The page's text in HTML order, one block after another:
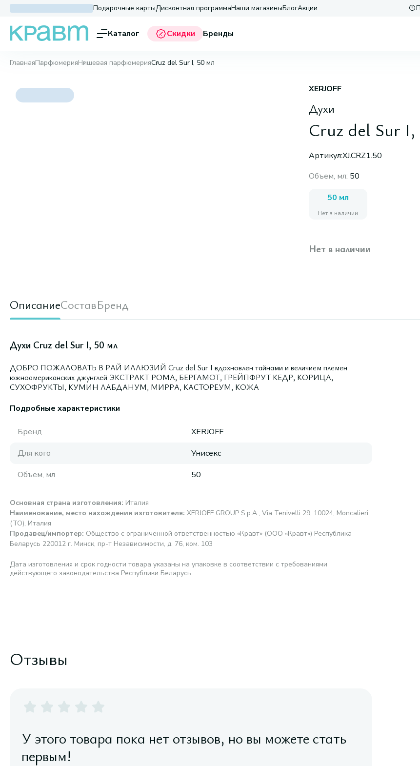
Подарочные картыДисконтная программаНаши магазиныБлогАкции
Каталог Скидки Бренды
ГлавнаяПарфюмерияНишевая парфюмерияCruz del Sur I, 50 мл
XERJOFF
Духи
Cruz del Sur
Артикул:XJ.CRZ1.50
Объем, мл: 50
50 мл
Нет в наличии
Нет в наличии
ОписаниеСоставБренд
Духи Cruz del Sur I, 50 мл
ДОБРО ПОЖАЛОВАТЬ В РАЙ ИЛЛЮЗИЙ Cruz del Sur I вдохновлен тайнами и величием племен
южноамериканских джунглей ЭКСТРАКТ РОМА, БЕРГАМОТ, ГРЕЙПФРУТ КЕДР, КОРИЦА,
СУХОФРУКТЫ, КУМИН ЛАБДАНУМ, МИРРА, КАСТОРЕУМ, КОЖА
Подробные характеристики
Бренд
XERJOFF
Для кого
Унисекс
Объем, мл
50
Основная страна изготовления: Италия
Наименование, место нахождения изготовителя: XERJOFF GROUP S.p.A., Via Tenivelli 29, 10024, Moncalieri
(TO), Италия
Продавец/импортер: Общество с ограниченной ответственностью «Кравт» (ООО «Кравт») Республика
Беларусь 220012 г. Минск, пр-т Независимости, д. 76, ком. 103
Дата изготовления и срок годности товара указаны на упаковке в соответствии с требованиями
действующего законодательства Республики Беларусь
Отзывы
У этого товара пока нет отзывов, но вы можете стать
первым!